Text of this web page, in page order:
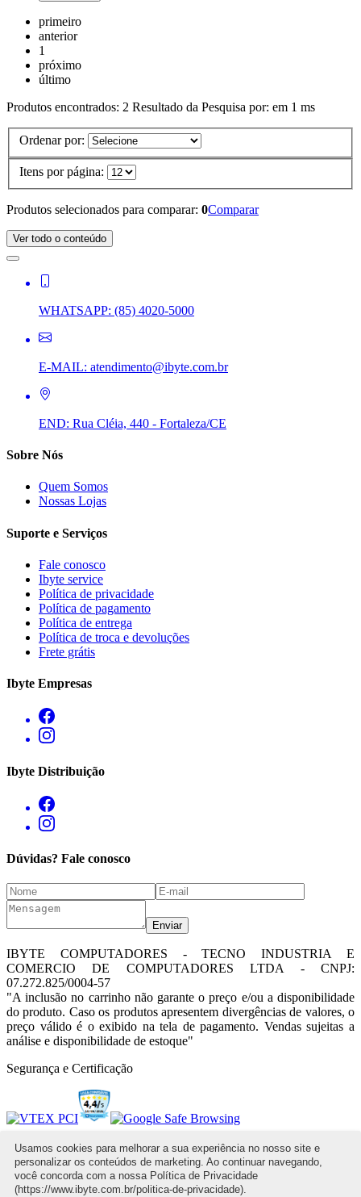
primeiro
anterior
1
próximo
último
Produtos encontrados: 2 Resultado da Pesquisa por: em 1 ms
Ordenar por:
Itens por página:
Produtos selecionados para comparar: 0Comparar
Ver todo o conteúdo
WHATSAPP: (85) 4020-5000
E-MAIL: atendimento@ibyte.com.br
END: Rua Cléia, 440 - Fortaleza/CE
Sobre Nós
Quem Somos
Nossas Lojas
Suporte e Serviços
Fale conosco
Ibyte service
Política de privacidade
Política de pagamento
Política de entrega
Política de troca e devoluções
Frete grátis
Ibyte Empresas
Ibyte Distribuição
Dúvidas? Fale conosco
Enviar
IBYTE COMPUTADORES - TECNO INDUSTRIA E
COMERCIO DE COMPUTADORES LTDA - CNPJ:
07.272.825/0004-57
"A inclusão no carrinho não garante o preço e/ou a disponibilidade
do produto. Caso os produtos apresentem divergências de valores, o
preço válido é o exibido na tela de pagamento. Vendas sujeitas a
análise e disponibilidade de estoque"
Segurança e Certificação
Power By
Usamos cookies para melhorar a sua experiência no nosso site e
personalizar os conteúdos de marketing. Ao continuar navegando,
você concorda com a nossa Política de Privacidade
(https://www.ibyte.com.br/politica-de-privacidade).